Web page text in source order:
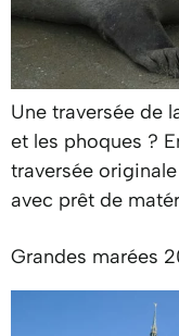
Une traversée de
et les phoques ?
traversée
avec prêt de
Grandes marées